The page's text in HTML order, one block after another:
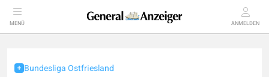
MENÜ ANMELDEN
Bundesliga Ostfriesland